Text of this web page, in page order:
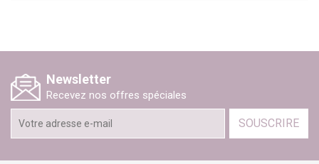
Newsletter
Recevez nos offres spéciales
SOUSCRIRE